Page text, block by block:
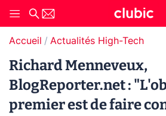
Accueil Actualités High-Tech
Richard Menneveux,
BlogReporter.net :
premier est de faire